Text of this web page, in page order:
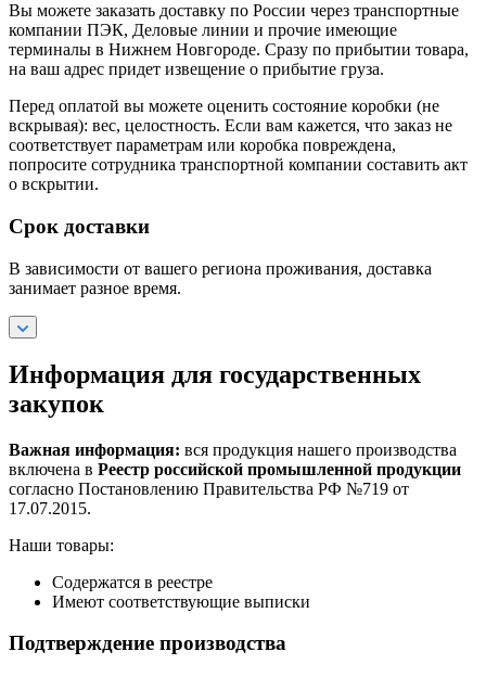
Вы можете заказать доставку по России через транспортные
компании ПЭК, Деловые линии и прочие имеющие
терминалы в Нижнем Новгороде. Сразу по прибытии товара,
на ваш адрес придет извещение о прибытие груза.
Перед оплатой вы можете оценить состояние коробки (не
вскрывая): вес, целостность. Если вам кажется, что заказ не
соответствует параметрам или коробка повреждена,
попросите сотрудника транспортной компании составить акт
о вскрытии.
Срок доставки
В зависимости от вашего региона проживания, доставка
занимает разное время.
Информация для государственных
закупок
Важная информация: вся продукция нашего производства
включена в Реестр российской промышленной продукции
согласно Постановлению Правительства РФ №719 от
17.07.2015.
Наши товары:
Содержатся в реестре
Имеют соответствующие выписки
Подтверждение производства